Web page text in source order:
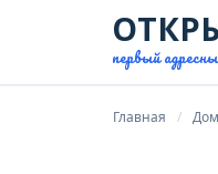
первый
Главная